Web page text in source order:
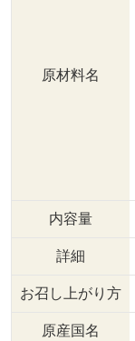
原材料名
内容量
詳細
お召し上がり方
原産国名